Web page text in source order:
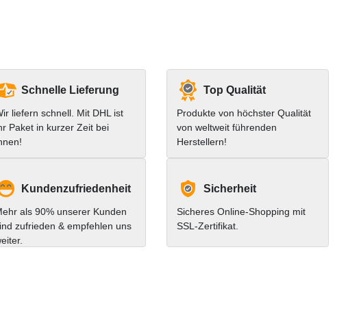
Schnelle Lieferung
liefern schnell. Mit DHL ist
Paket in kurzer Zeit bei
Top Qualität
Produkte von höchster Qualität
von weltweit führenden
Herstellern!
Kundenzufriedenheit
als 90% unserer Kunden
zufrieden & empfehlen uns
Sicherheit
Sicheres Online-Shopping mit
SSL-Zertifikat.